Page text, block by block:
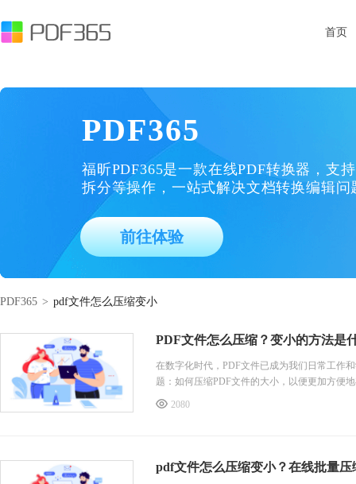
首页
PDF365
福昕PDF365是一款在线PDF转换器，支
拆分等操作，一站式解决文档转换编辑问
前往体验
PDF365 > pdf文件怎么压缩变小
PDF文件怎么压缩？变小的方法是
在数字化时代，PDF文件已成为我们日常工作
题：如何压缩PDF文件的大小，以便更加方便
2080
pdf文件怎么压缩变小？在线批量